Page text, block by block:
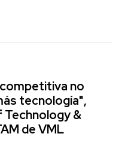
no
tecnología",
Technology &
de VML